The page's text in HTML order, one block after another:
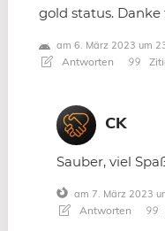
gold status. Danke
am 6. März 2023 um
Antworten
CK
Sauber, viel
am 7. März 2023
Antworten